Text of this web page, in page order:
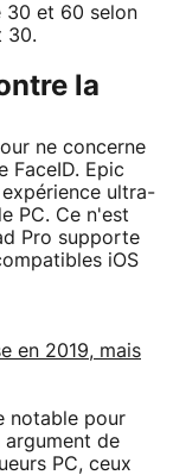
30 et 60 selon
30.
la
ne concerne
FaceID. Epic
ultra-
PC. Ce n'est
Pro supporte
iOS
en 2019, mais
notable pour
argument de
PC, ceux